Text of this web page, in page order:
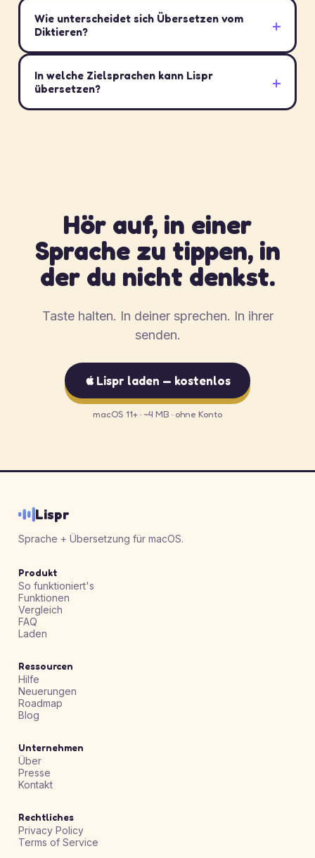
Wie unterscheidet sich Übersetzen vom
Diktieren?
In welche Zielsprachen kann Lispr
übersetzen?
Hör auf, in einer
Sprache zu tippen, in
der du nicht denkst.
Taste halten. In deiner sprechen. In ihrer
senden.
Lispr laden — kostenlos
macOS 11+ · ~4 MB · ohne Konto
Lispr
Sprache + Übersetzung für macOS.
Produkt
So funktioniert's
Funktionen
Vergleich
FAQ
Laden
Ressourcen
Hilfe
Neuerungen
Roadmap
Blog
Unternehmen
Über
Presse
Kontakt
Rechtliches
Privacy Policy
Terms of Service